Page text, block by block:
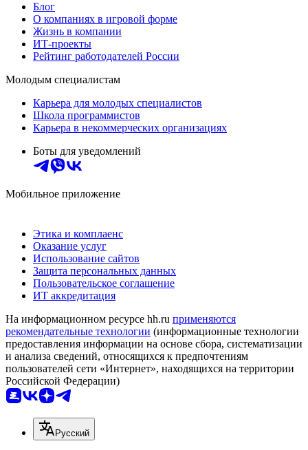
Блог
О компаниях в игровой форме
Жизнь в компании
ИТ-проекты
Рейтинг работодателей России
Молодым специалистам
Карьера для молодых специалистов
Школа программистов
Карьера в некоммерческих организациях
Боты для уведомлений
Мобильное приложение
Этика и комплаенс
Оказание услуг
Использование сайтов
Защита персональных данных
Пользовательское соглашение
ИТ аккредитация
На информационном ресурсе hh.ru применяются
рекомендательные технологии (информационные технологии
предоставления информации на основе сбора, систематизации
и анализа сведений, относящихся к предпочтениям
пользователей сети «Интернет», находящихся на территории
Российской Федерации)
Русский